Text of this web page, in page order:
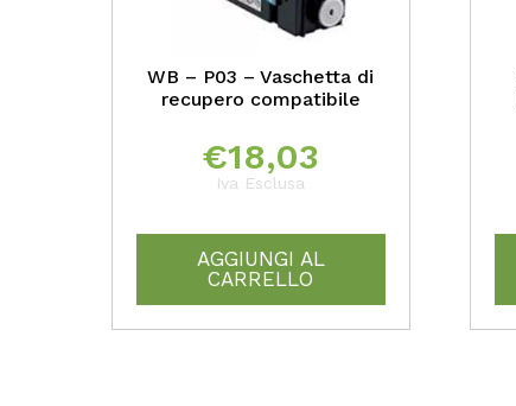
WB – P03 – Vaschetta di
recupero compatibile
€18,03
Iva Esclusa
AGGIUNGI AL
CARRELLO